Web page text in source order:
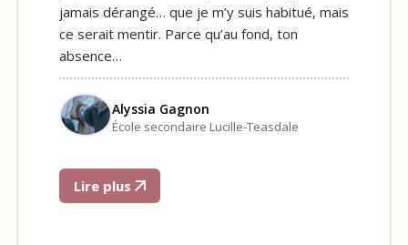
jamais dérangé… que je m’y suis habitué, mais
ce serait mentir. Parce qu’au fond, ton
absence…
Alyssia Gagnon
École secondaire Lucille-Teasdale
Lire plus